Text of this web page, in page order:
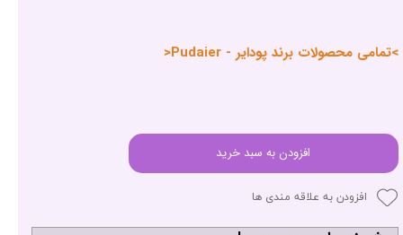
>تمامی محصولات برند پودایر - Pudaier<
افزودن به سبد خرید
افزودن به علاقه مندی ها